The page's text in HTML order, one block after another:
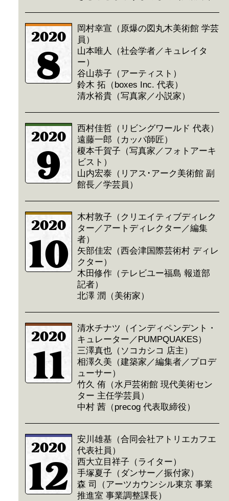
2020
8
岡村幸宣（原爆の図丸木美術館 学芸
員）
山本唯人（社会学者／キュレイタ
ー）
谷山恭子（アーティスト）
鈴木 拓（boxes Inc. 代表）
清水裕貴（写真家／小説家）
2020
9
西村佳哲（リビングワールド 代表）
遠藤一郎（カッパ師匠）
榎本千賀子（写真家／フォトアーキ
ビスト）
山内宏泰（リアス･アーク美術館 副
館長／学芸員）
2020
10
木村敦子（クリエイティブディレク
ター／アートディレクター／編集
者）
矢部佳宏（西会津国際芸術村 ディレ
クター）
木田修作（テレビユー福島 報道部
記者）
北澤 潤（美術家）
2020
11
清水チナツ（インディペンデント・
キュレーター／PUMPQUAKES）
三澤真也（ソコカシコ 店主）
相澤久美（建築家／編集者／プロデ
ューサー）
竹久 侑（水戸芸術館 現代美術セン
ター 主任学芸員）
中村 茜（precog 代表取締役）
2020
12
安川雄基（合同会社アトリエカフエ
代表社員）
西大立目祥子（ライター）
手塚夏子（ダンサー／振付家）
森 司（アーツカウンシル東京 事業
推進室 事業調整課長）